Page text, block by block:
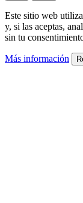
Este sitio web
y, si las aceptas,
sin tu
Más información